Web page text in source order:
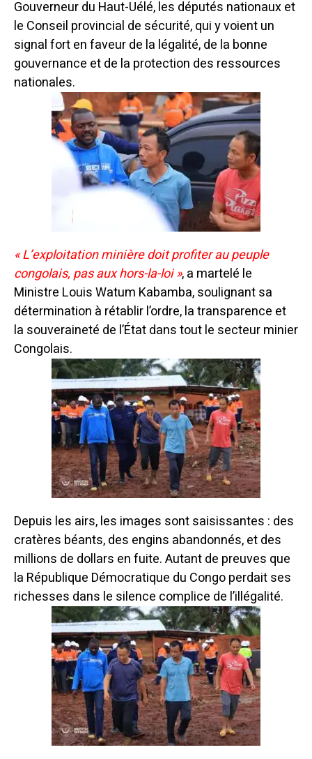
Gouverneur du Haut-Uélé, les députés nationaux et
le Conseil provincial de sécurité, qui y voient un
signal fort en faveur de la légalité, de la bonne
gouvernance et de la protection des ressources
nationales.
« L’exploitation minière doit profiter au peuple
congolais, pas aux hors-la-loi »,a martelé le
Ministre Louis Watum Kabamba, soulignant sa
détermination à rétablir l’ordre, la transparence et
la souveraineté de l’État dans tout le secteur minier
Congolais.
Depuis les airs, les images sont saisissantes : des
cratères béants, des engins abandonnés, et des
millions de dollars en fuite. Autant de preuves que
la République Démocratique du Congo perdait ses
richesses dans le silence complice de l’illégalité.